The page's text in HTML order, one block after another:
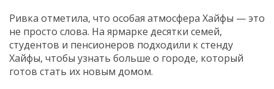
Ривка отметила, что особая атмосфера Хайфы — это
не просто слова. На ярмарке десятки семей,
студентов и пенсионеров подходили к стенду
Хайфы, чтобы узнать больше о городе, который
готов стать их новым домом.